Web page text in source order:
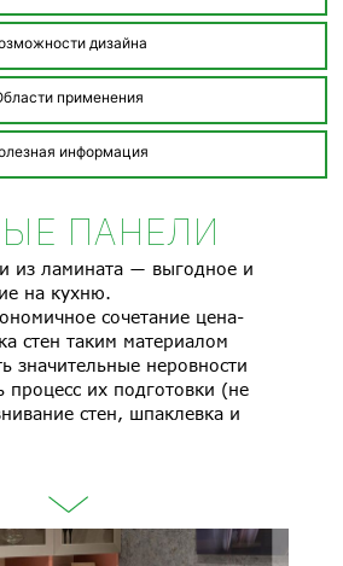
дизайна
применения
информация
ПАНЕЛИ
из ламината ― выгодное и
на кухню.
сочетание цена-
стен таким материалом
значительные неровности
процесс их подготовки (не
стен, шпаклевка и